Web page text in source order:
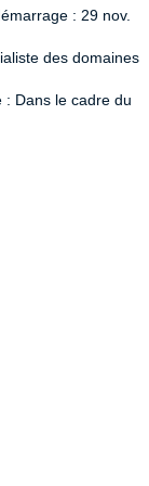
: 29 nov.
des domaines
: Dans le cadre du